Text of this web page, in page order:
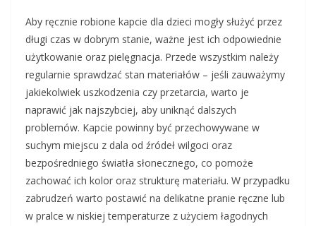
Aby ręcznie robione kapcie dla dzieci mogły służyć przez
długi czas w dobrym stanie, ważne jest ich odpowiednie
użytkowanie oraz pielęgnacja. Przede wszystkim należy
regularnie sprawdzać stan materiałów – jeśli zauważymy
jakiekolwiek uszkodzenia czy przetarcia, warto je
naprawić jak najszybciej, aby uniknąć dalszych
problemów. Kapcie powinny być przechowywane w
suchym miejscu z dala od źródeł wilgoci oraz
bezpośredniego światła słonecznego, co pomoże
zachować ich kolor oraz strukturę materiału. W przypadku
zabrudzeń warto postawić na delikatne pranie ręczne lub
w pralce w niskiej temperaturze z użyciem łagodnych